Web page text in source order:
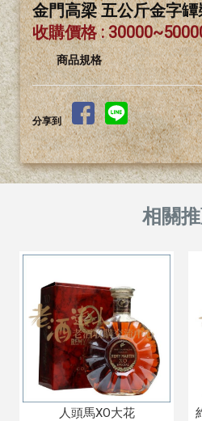
金門高梁 五公斤金字
收購價格 :
商品規格
分享到
人頭馬XO大花